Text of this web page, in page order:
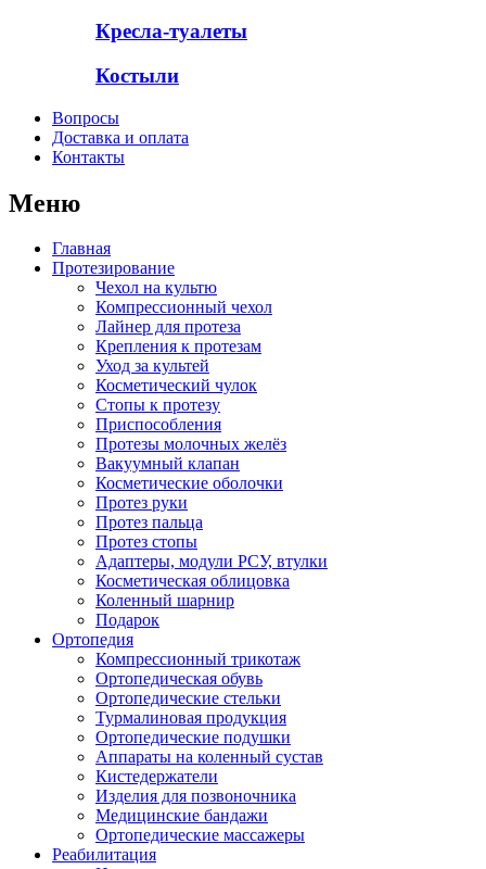
Кресла-туалеты
Костыли
Вопросы
Доставка и оплата
Контакты
Меню
Главная
Протезирование
Чехол на культю
Компрессионный чехол
Лайнер для протеза
Крепления к протезам
Уход за культей
Косметический чулок
Стопы к протезу
Приспособления
Протезы молочных желёз
Вакуумный клапан
Косметические оболочки
Протез руки
Протез пальца
Протез стопы
Адаптеры, модули РСУ, втулки
Косметическая облицовка
Коленный шарнир
Подарок
Ортопедия
Компрессионный трикотаж
Ортопедическая обувь
Ортопедические стельки
Турмалиновая продукция
Ортопедические подушки
Аппараты на коленный сустав
Кистедержатели
Изделия для позвоночника
Медицинские бандажи
Ортопедические массажеры
Реабилитация